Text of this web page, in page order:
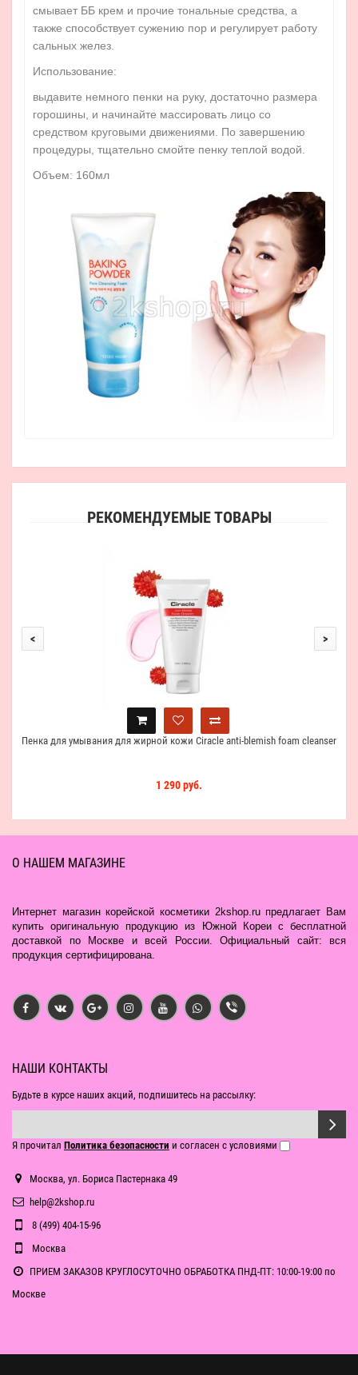
смывает ББ крем и прочие тональные средства, а
также способствует сужению пор и регулирует работу
сальных желез.
Использование:
выдавите немного пенки на руку, достаточно размера
горошины, и начинайте массировать лицо со
средством круговыми движениями. По завершению
процедуры, тщательно смойте пенку теплой водой.
Объем: 160мл
РЕКОМЕНДУЕМЫЕ ТОВАРЫ
Пенка для умывания для жирной кожи Ciracle anti-blemish foam cleanser
1 290 руб.
< >
О НАШЕМ МАГАЗИНЕ
Интернет магазин корейской косметики 2kshop.ru предлагает Вам
купить оригинальную продукцию из Южной Кореи с бесплатной
доставкой по Москве и всей России. Официальный сайт: вся
продукция сертифицирована.
НАШИ КОНТАКТЫ
Будьте в курсе наших акций, подпишитесь на рассылку:
Я прочитал Политика безопасности и согласен с условиями
Москва, ул. Бориса Пастернака 49
help@2kshop.ru
8 (499) 404-15-96
Москва
ПРИЕМ ЗАКАЗОВ КРУГЛОСУТОЧНО ОБРАБОТКА ПНД-ПТ: 10:00-19:00 по
Москве